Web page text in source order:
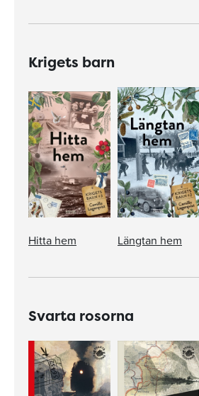
Krigets barn
Hitta hem Längtan hem
Svarta rosorna